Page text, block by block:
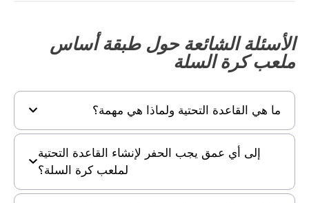
الأسئلة الشائعة حول طبقة أساس
ملعب كرة السلة
ما هي القاعدة التحتية ولماذا هي مهمة؟
إلى أي عمق يجب الحفر لإنشاء القاعدة التحتية
لملعب كرة السلة؟